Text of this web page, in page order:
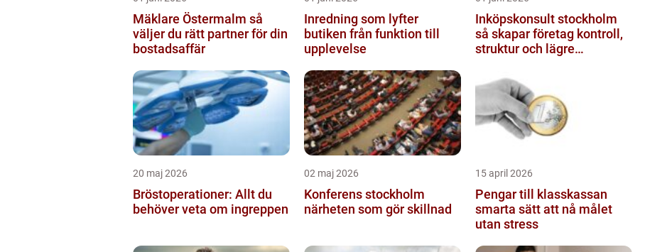
Mäklare Östermalm så
väljer du rätt partner för din
bostadsaffär
Inredning som lyfter
butiken från funktion till
upplevelse
Inköpskonsult stockholm
så skapar företag kontroll,
struktur och lägre
20 maj 2026
Bröstoperationer: Allt du
behöver veta om ingreppen
02 maj 2026
Konferens stockholm
närheten som gör skillnad
15 april 2026
Pengar till klasskassan
smarta sätt att nå målet
utan stress